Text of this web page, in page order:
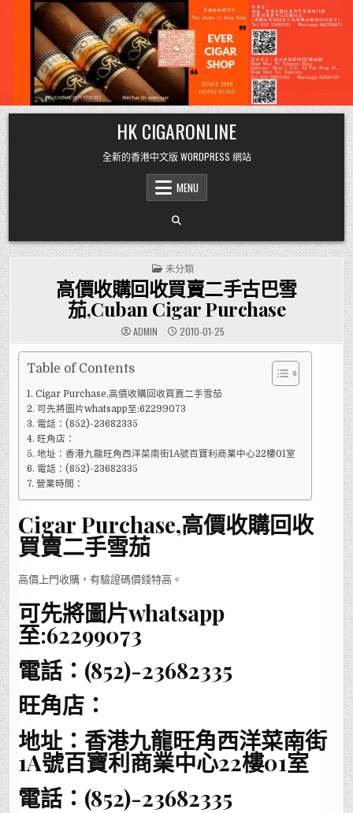
Skip
to
content
HK CIGARONLINE
全新的香港中文版 WORDPRESS 網站
MENU
POSTED
IN
未分類
高價收購回收買賣二手古巴雪
茄,Cuban Cigar Purchase
ADMIN 2010-01-25
Table of Contents
Cigar Purchase,高價收購回收買賣二手雪茄
可先將圖片whatsapp至:62299073
電話：(852)-23682335
旺角店：
地址：香港九龍旺角西洋菜南街1A號百寶利商業中心22樓01室
電話：(852)-23682335
營業時間：
Cigar Purchase,高價收購回收
買賣二手雪茄
高價上門收購，有驗證碼價錢特高。
可先將圖片whatsapp
至:62299073
電話：(852)-23682335
旺角店：
地址：香港九龍旺角西洋菜南街
1A號百寶利商業中心22樓01室
電話：(852)-23682335